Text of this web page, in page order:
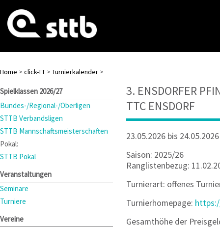
Home > click-TT > Turnierkalender >
Spielklassen 2026/27
Bundes-/Regional-/Oberligen
STTB Verbandsligen
STTB Mannschaftsmeisterschaften
Pokal:
STTB Pokal
Veranstaltungen
Seminare
Turniere
Vereine
3. ENSDORFER
TTC ENSDORF
23.05.2026 bis 24.05.2026
Saison: 2025/26
Ranglistenbezug:
Turnierart: offenes
Turnierhomepage:
Gesamthöhe der